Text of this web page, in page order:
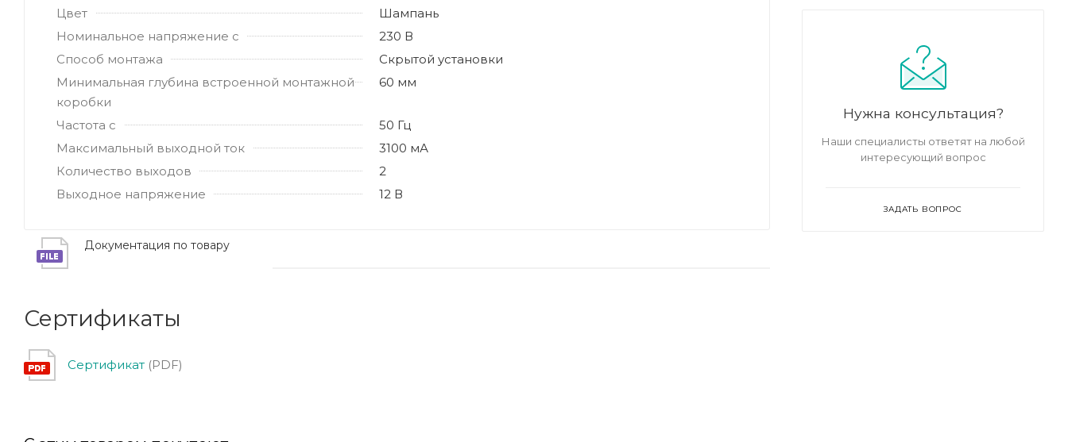
Цвет
Шампань
Номинальное напряжение с
230 В
Способ монтажа
Скрытой установки
Минимальная глубина встроенной монтажной
коробки
60 мм
Частота с
50 Гц
Максимальный выходной ток
3100 мА
Количество выходов
2
Выходное напряжение
12 В
Документация по товару
Сертификаты
Сертификат (PDF)
Нужна консультация?
Наши специалисты ответят на любой
интересующий вопрос
ЗАДАТЬ ВОПРОС